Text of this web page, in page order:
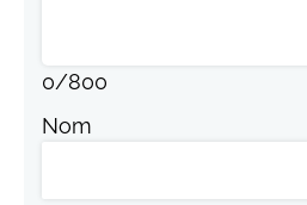
0/800
Nom